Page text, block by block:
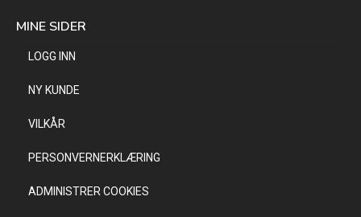
MINE SIDER
LOGG INN
NY KUNDE
VILKÅR
PERSONVERNERKLÆRING
ADMINISTRER COOKIES